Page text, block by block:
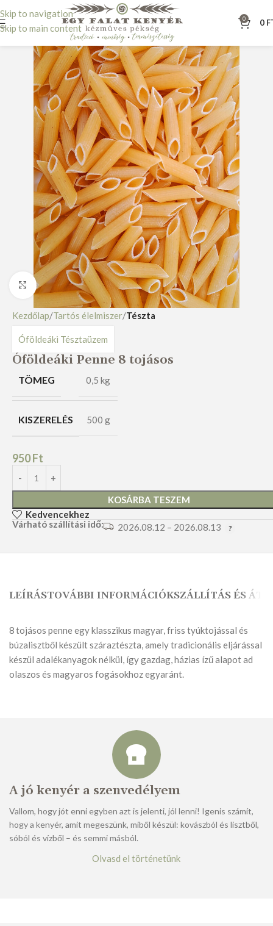
Skip to navigation
Skip to main content
0 0
Nagyításhoz kattints ide
Kezdőlap Tartós élelmiszer Tészta
Óföldeáki Penne 8 tojásos
Óföldeáki Tésztaüzem
TÖMEG 0,5 kg
KISZERELÉS 500 g
950Ft
KOSÁRBA TESZEM
Kedvencekhez
Várható szállítási idő:
2026.08.12 – 2026.08.13
LEÍRÁSTOVÁBBI INFORMÁCIÓKSZÁLLÍTÁS ÉS
8 tojásos penne egy klasszikus magyar, friss tyúktojással és
búzalisztből készült száraztészta, amely tradicionális eljárással
készül adalékanyagok nélkül, így gazdag, házias ízű alapot ad
olaszos és magyaros fogásokhoz egyaránt.
A jó kenyér a szenvedélyem
Vallom, hogy jót enni egyben azt is jelenti, jól lenni! Igenis számít,
hogy a kenyér, amit megeszünk, miből készül: kovászból és lisztből,
sóból és vízből – és semmi másból.
Olvasd el történetünk